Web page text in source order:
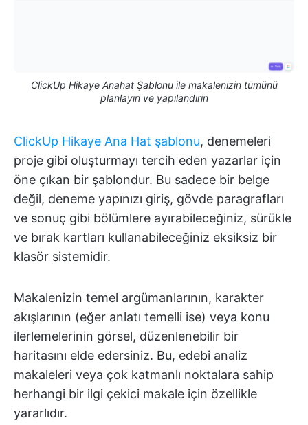
ClickUp Hikaye Anahat Şablonu ile makalenizin tümünü
planlayın ve yapılandırın
ClickUp Hikaye Ana Hat şablonu, denemeleri
proje gibi oluşturmayı tercih eden yazarlar için
öne çıkan bir şablondur. Bu sadece bir belge
değil, deneme yapınızı giriş, gövde paragrafları
ve sonuç gibi bölümlere ayırabileceğiniz, sürükle
ve bırak kartları kullanabileceğiniz eksiksiz bir
klasör sistemidir.
Makalenizin temel argümanlarının, karakter
akışlarının (eğer anlatı temelli ise) veya konu
ilerlemelerinin görsel, düzenlenebilir bir
haritasını elde edersiniz. Bu, edebi analiz
makaleleri veya çok katmanlı noktalara sahip
herhangi bir ilgi çekici makale için özellikle
yararlıdır.